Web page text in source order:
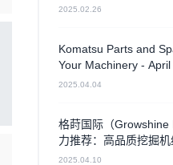
2025.02.26
Komatsu Parts and
Your Machinery -
Camshaft
2025.04.04
格莳国际（
力推荐：高品质挖掘机
备高效运行 - 2025年4
2025.04.10